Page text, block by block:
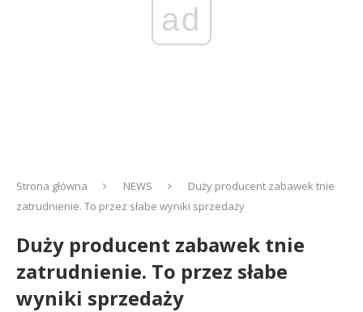
ad
Strona główna NEWS
Duży producent zabawek tnie
zatrudnienie. To przez słabe wyniki sprzedaży
Duży producent zabawek tnie
zatrudnienie. To przez słabe
wyniki sprzedaży